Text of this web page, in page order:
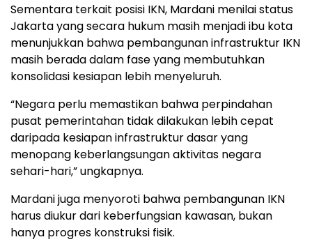
Sementara terkait posisi IKN, Mardani menilai status
Jakarta yang secara hukum masih menjadi ibu kota
menunjukkan bahwa pembangunan infrastruktur IKN
masih berada dalam fase yang membutuhkan
konsolidasi kesiapan lebih menyeluruh.
“Negara perlu memastikan bahwa perpindahan
pusat pemerintahan tidak dilakukan lebih cepat
daripada kesiapan infrastruktur dasar yang
menopang keberlangsungan aktivitas negara
sehari-hari,” ungkapnya.
Mardani juga menyoroti bahwa pembangunan IKN
harus diukur dari keberfungsian kawasan, bukan
hanya progres konstruksi fisik.